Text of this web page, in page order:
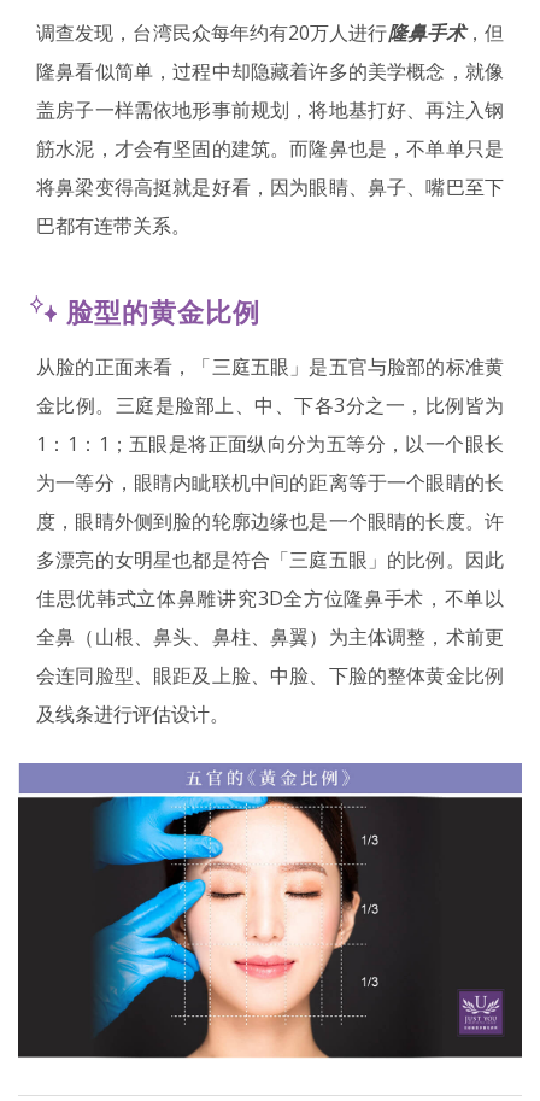
调查发现，台湾民众每年约有20万人进行隆鼻手术，但
隆鼻看似简单，过程中却隐藏着许多的美学概念，就像
盖房子一样需依地形事前规划，将地基打好、再注入钢
筋水泥，才会有坚固的建筑。而隆鼻也是，不单单只是
将鼻梁变得高挺就是好看，因为眼睛、鼻子、嘴巴至下
巴都有连带关系。
脸型的黄金比例
从脸的正面来看，「三庭五眼」是五官与脸部的标准黄
金比例。三庭是脸部上、中、下各3分之一，比例皆为
1：1：1；五眼是将正面纵向分为五等分，以一个眼长
为一等分，眼睛内眦联机中间的距离等于一个眼睛的长
度，眼睛外侧到脸的轮廓边缘也是一个眼睛的长度。许
多漂亮的女明星也都是符合「三庭五眼」的比例。因此
佳思优韩式立体鼻雕讲究3D全方位隆鼻手术，不单以
全鼻（山根、鼻头、鼻柱、鼻翼）为主体调整，术前更
会连同脸型、眼距及上脸、中脸、下脸的整体黄金比例
及线条进行评估设计。